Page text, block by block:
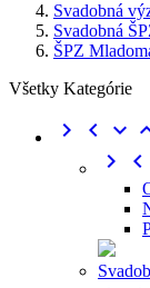
Svadobná
Svadobná
ŠPZ
Všetky Kategórie
  
 